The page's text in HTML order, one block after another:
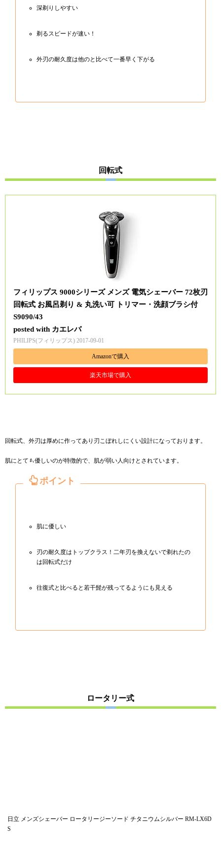
深剃りしやすい
剃るスピードが速い！
外刃の耐久度は他のと比べて一番早く下がる
回転式
フィリップス 9000シリーズ メンズ 電気シェーバー 72枚刃
回転式 お風呂剃り & 丸洗い可 トリマー・洗顔ブラシ付
S9090/43
posted with カエレバ
PHILIPS(フィリップス) 2017-09-01
Amazonで購入
楽天市場で購入
回転式、外刃は厚めに作ってあり刃こぼれしにくい設計になっております。
肌にとても優しいのが特徴的で、肌が弱い人向けとされています。
肌に優しい
刃の耐久度はトップクラス！二年刃を換えないで剃れたの
は回転式だけ
往復式と比べると若干髭が残ってるようにも見える
ロータリー式
日立 メンズシェーバー ロータリージーソード チタニウムシルバー RM-LX6D
S